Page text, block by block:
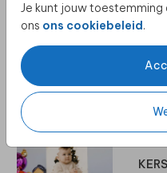
Je kunt jouw toestemming
ons ons cookiebeleid.
Ontdek meer